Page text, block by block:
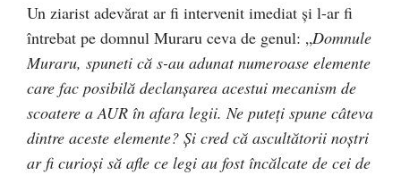
Un ziarist adevărat ar fi intervenit imediat și l-ar fi
întrebat pe domnul Muraru ceva de genul: „Domnule
Muraru, spuneti că s-au adunat numeroase elemente
care fac posibilă declanșarea acestui mecanism de
scoatere a AUR în afara legii. Ne puteți spune câteva
dintre aceste elemente? Și cred că ascultătorii noștri
ar fi curioși să afle ce legi au fost încălcate de cei de